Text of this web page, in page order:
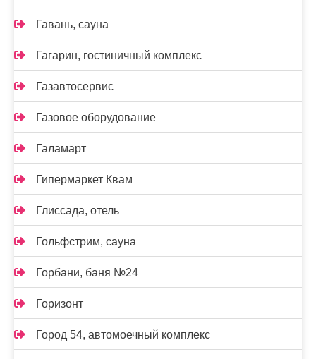
Гавань, сауна
Гагарин, гостиничный комплекс
Газавтосервис
Газовое оборудование
Галамарт
Гипермаркет Квам
Глиссада, отель
Гольфстрим, сауна
Горбани, баня №24
Горизонт
Город 54, автомоечный комплекс